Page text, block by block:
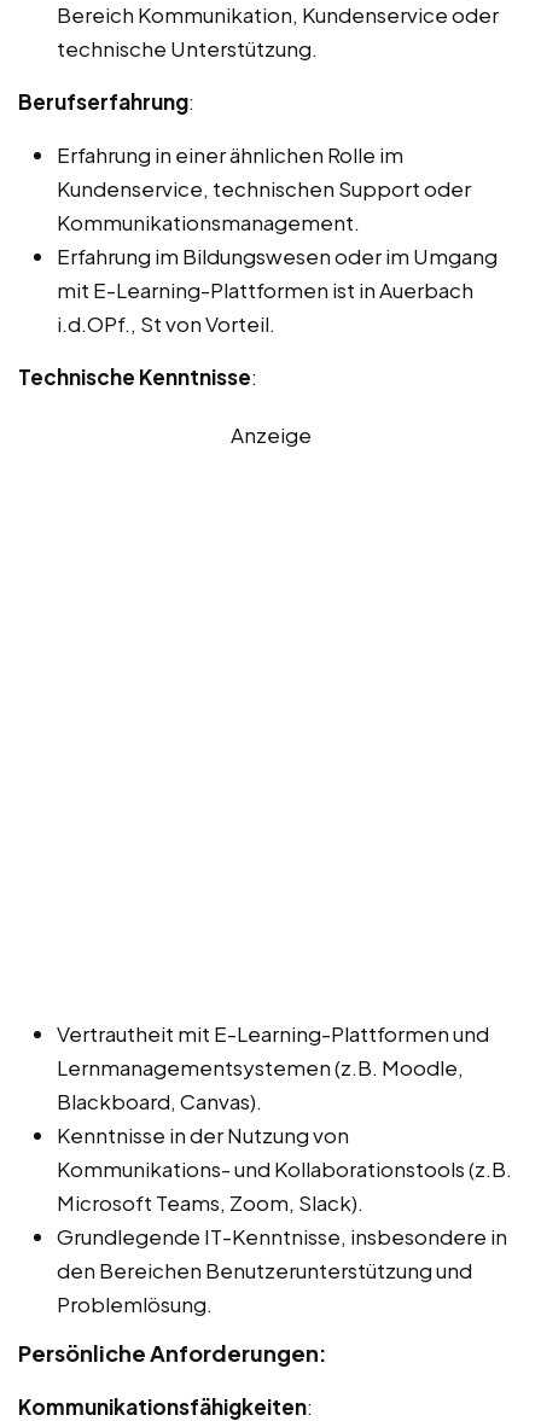
Bereich Kommunikation, Kundenservice oder
technische Unterstützung.
Berufserfahrung:
Erfahrung in einer ähnlichen Rolle im
Kundenservice, technischen Support oder
Kommunikationsmanagement.
Erfahrung im Bildungswesen oder im Umgang
mit E-Learning-Plattformen ist in Auerbach
i.d.OPf., St von Vorteil.
Technische Kenntnisse:
Anzeige
Vertrautheit mit E-Learning-Plattformen und
Lernmanagementsystemen (z.B. Moodle,
Blackboard, Canvas).
Kenntnisse in der Nutzung von
Kommunikations- und Kollaborationstools (z.B.
Microsoft Teams, Zoom, Slack).
Grundlegende IT-Kenntnisse, insbesondere in
den Bereichen Benutzerunterstützung und
Problemlösung.
Persönliche Anforderungen:
Kommunikationsfähigkeiten: